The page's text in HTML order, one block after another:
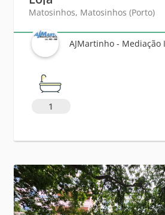
Matosinhos, Matosinhos (Porto)
AJMartinho - Mediação
1